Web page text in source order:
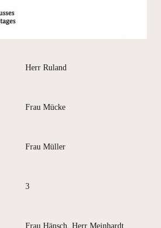
Herr Ruland
Frau Mücke
Frau Müller
3
Frau Hänsch, Herr Meinhardt